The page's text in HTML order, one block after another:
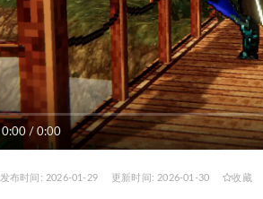
0:00 / 0:00
发布时间: 2026-01-29 更新时间: 2026-01-30 收藏